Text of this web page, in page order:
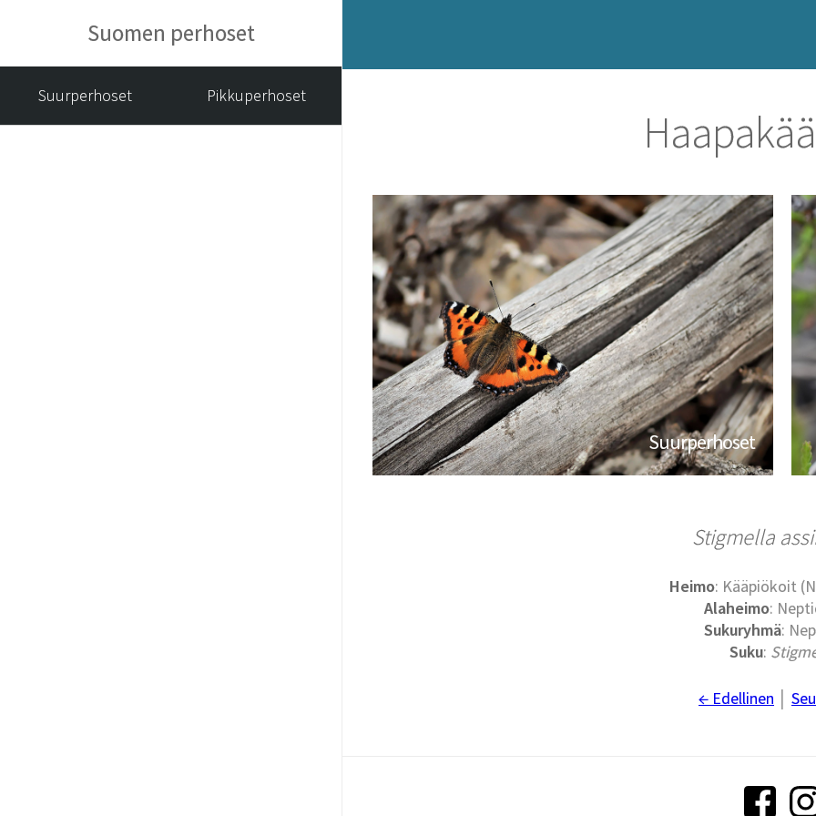
Suomen perhoset
Suurperhoset Pikkuperhoset
Suurperhoset
Stigmella
Heimo: Kääpiökoit
Alaheimo:
Sukuryhmä:
Suku:
← Edellinen